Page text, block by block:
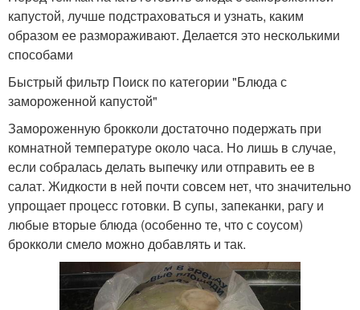
капустой, лучше подстраховаться и узнать, каким
образом ее размораживают. Делается это несколькими
способами
Быстрый фильтр Поиск по категории "Блюда с
замороженной капустой"
Замороженную брокколи достаточно подержать при
комнатной температуре около часа. Но лишь в случае,
если собралась делать выпечку или отправить ее в
салат. Жидкости в ней почти совсем нет, что значительно
упрощает процесс готовки. В супы, запеканки, рагу и
любые вторые блюда (особенно те, что с соусом)
брокколи смело можно добавлять и так.